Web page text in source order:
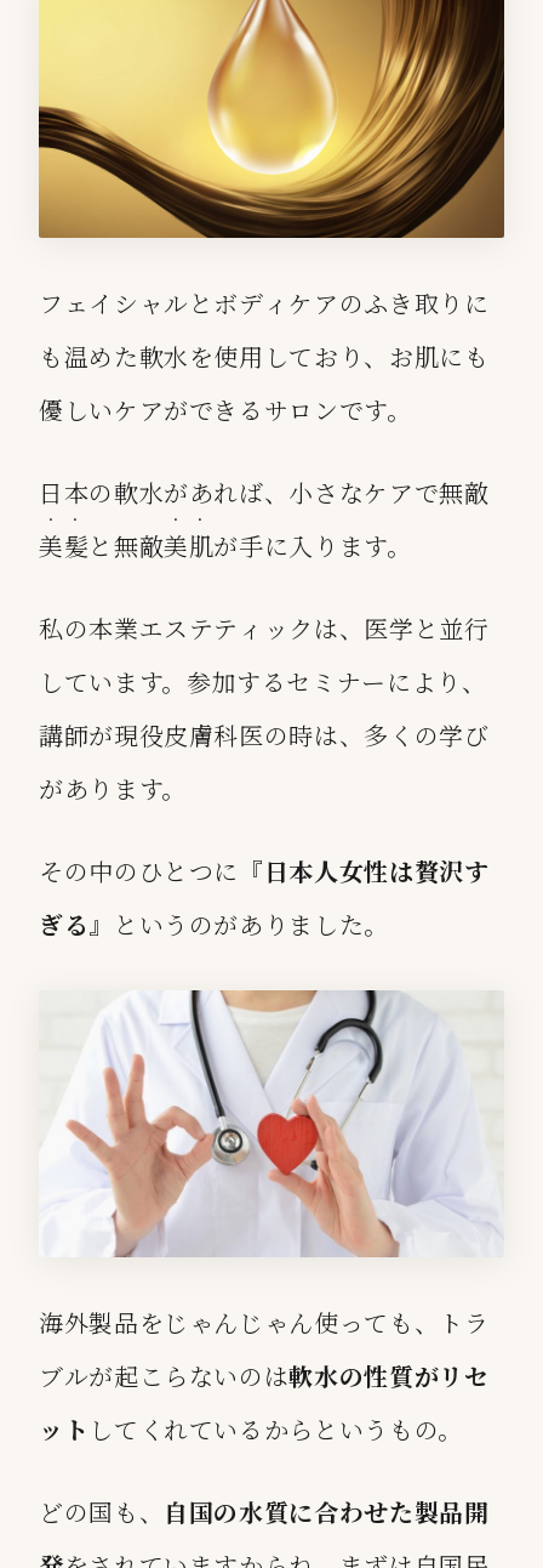
フェイシャルとボディケアのふき取りに
も温めた軟水を使用しており、お肌にも
優しいケアができるサロンです。
日本の軟水があれば、小さなケアで無敵
美髪
・・
と無敵美肌
・・
が手に入ります。
私の本業エステティックは、医学と並行
しています。参加するセミナーにより、
講師が現役皮膚科医の時は、多くの学び
があります。
その中のひとつに『日本人女性は贅沢す
ぎる』というのがありました。
海外製品をじゃんじゃん使っても、トラ
ブルが起こらないのは軟水の性質がリセ
ット してくれているからというもの。
どの国も、 自国の水質に合わせた製品開